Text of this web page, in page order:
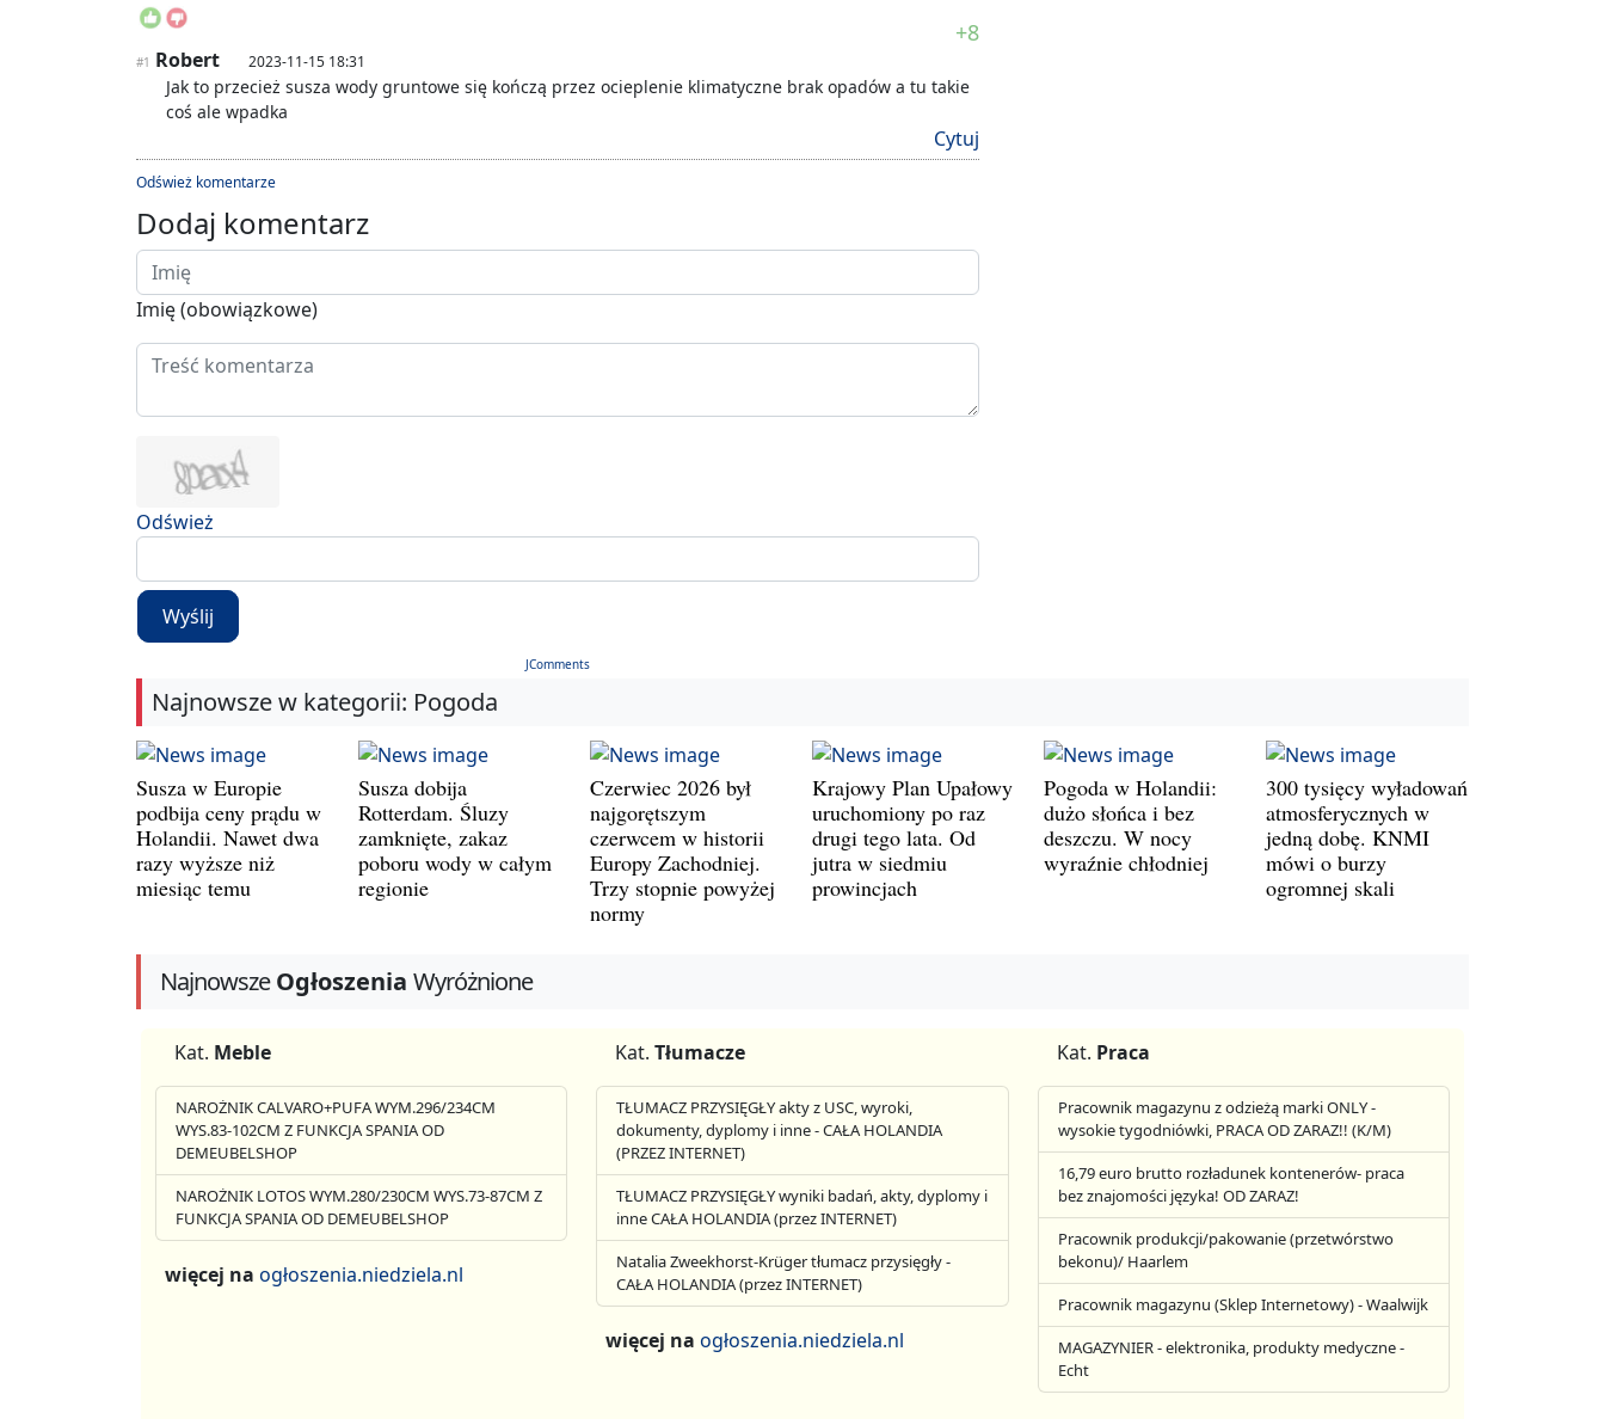
+8
#1 Robert 2023-11-15 18:31
Jak to przecież susza wody gruntowe się kończą przez ocieplenie klimatyczne brak opadów a tu takie
coś ale wpadka
Cytuj
Odśwież komentarze
Dodaj komentarz
Imię (obowiązkowe)
Odśwież
Wyślij
JComments
Najnowsze w kategorii: Pogoda
Susza w Europie
podbija ceny prądu w
Holandii. Nawet dwa
razy wyższe niż
miesiąc temu
Susza dobija
Rotterdam. Śluzy
zamknięte, zakaz
poboru wody w całym
regionie
Czerwiec 2026 był
najgorętszym
czerwcem w historii
Europy Zachodniej.
Trzy stopnie powyżej
normy
Krajowy Plan Upałowy
uruchomiony po raz
drugi tego lata. Od
jutra w siedmiu
prowincjach
Pogoda w Holandii:
dużo słońca i bez
deszczu. W nocy
wyraźnie chłodniej
300 tysięcy wyładowań
atmosferycznych w
jedną dobę. KNMI
mówi o burzy
ogromnej skali
NajnowszeOgłoszenia Wyróżnione
Kat. Meble
NAROŻNIK CALVARO+PUFA WYM.296/234CM
WYS.83-102CM Z FUNKCJA SPANIA OD
DEMEUBELSHOP
NAROŻNIK LOTOS WYM.280/230CM WYS.73-87CM Z
FUNKCJA SPANIA OD DEMEUBELSHOP
więcej na ogłoszenia.niedziela.nl
Kat. Tłumacze
TŁUMACZ PRZYSIĘGŁY akty z USC, wyroki,
dokumenty, dyplomy i inne - CAŁA HOLANDIA
(PRZEZ INTERNET)
TŁUMACZ PRZYSIĘGŁY wyniki badań, akty, dyplomy i
inne CAŁA HOLANDIA (przez INTERNET)
Natalia Zweekhorst-Krüger tłumacz przysięgły -
CAŁA HOLANDIA (przez INTERNET)
więcej naogłoszenia.niedziela.nl
Kat. Praca
Pracownik magazynu z odzieżą marki ONLY -
wysokie tygodniówki, PRACA OD ZARAZ!! (K/M)
16,79 euro brutto rozładunek kontenerów- praca
bez znajomości języka! OD ZARAZ!
Pracownik produkcji/pakowanie (przetwórstwo
bekonu)/ Haarlem
Pracownik magazynu (Sklep Internetowy) - Waalwijk
MAGAZYNIER - elektronika, produkty medyczne -
Echt